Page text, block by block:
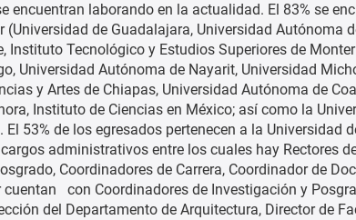
encuentran laborando en la actualidad. El 83% se
de Guadalajara, Universidad Autónoma
Instituto Tecnológico y Estudios Superiores de
Universidad Autónoma de Nayarit, Universidad
y Artes de Chiapas, Universidad Autónoma de
Instituto de Ciencias en México; así como la
53% de los egresados pertenecen a la Universidad
administrativos entre los cuales hay Rectores
Coordinadores de Carrera, Coordinador de
con Coordinadores de Investigación y
del Departamento de Arquitectura, Director de